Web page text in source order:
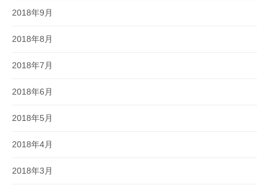
2018年9月
2018年8月
2018年7月
2018年6月
2018年5月
2018年4月
2018年3月